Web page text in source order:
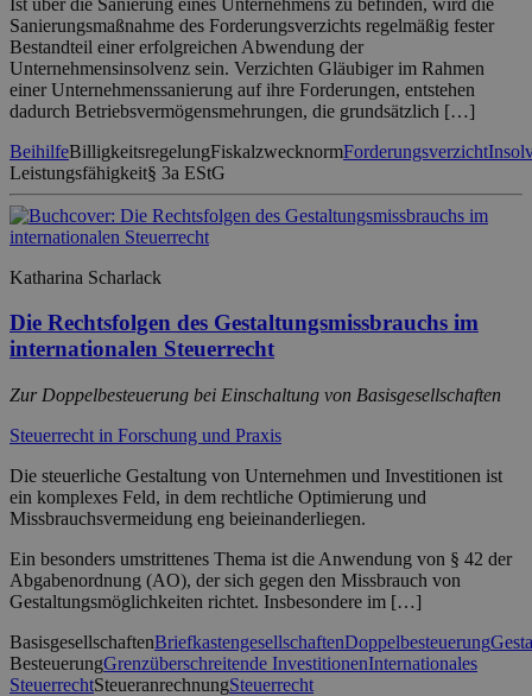
Sanierungsmaßnahme des Forderungsverzichts regelmäßig fester
Bestandteil einer erfolgreichen Abwendung der
Unternehmensinsolvenz sein. Verzichten Gläubiger im Rahmen
einer Unternehmenssanierung auf ihre Forderungen, entstehen
dadurch Betriebsvermögensmehrungen, die grundsätzlich […]
BeihilfeBilligkeitsregelungFiskalzwecknormForderungsverzicht
Leistungsfähigkeit§ 3a EStG
Katharina Scharlack
Die Rechtsfolgen des Gestaltungsmissbrauchs im
internationalen Steuerrecht
Zur Doppelbesteuerung bei Einschaltung von Basisgesellschaften
Steuerrecht in Forschung und Praxis
Die steuerliche Gestaltung von Unternehmen und Investitionen ist
ein komplexes Feld, in dem rechtliche Optimierung und
Missbrauchsvermeidung eng beieinanderliegen.
Ein besonders umstrittenes Thema ist die Anwendung von § 42 der
Abgabenordnung (AO), der sich gegen den Missbrauch von
Gestaltungsmöglichkeiten richtet. Insbesondere im […]
BasisgesellschaftenBriefkastengesellschaftenDoppelbesteuerung
BesteuerungGrenzüberschreitende InvestitionenInternationales
SteuerrechtSteueranrechnungSteuerrecht